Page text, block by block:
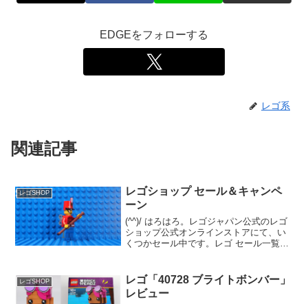
EDGEをフォローする
レゴ系
関連記事
レゴSHOP
レゴショップ セール＆キャンペ
ーン
(^^)/ はろはろ。レゴジャパン公式のレゴ
ショップ公式オンラインストアにて、い
くつかセール中です。レゴ セール一覧
購入）も継続中なので、まもなく廃...
レゴSHOP
レゴ「40728 ブライトボンバー」
レビュー